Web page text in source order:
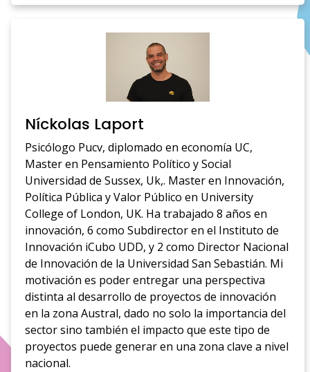
Níckolas Laport
Psicólogo Pucv, diplomado en economía UC,
Master en Pensamiento Político y Social
Universidad de Sussex, Uk,. Master en Innovación,
Política Pública y Valor Público en University
College of London, UK. Ha trabajado 8 años en
innovación, 6 como Subdirector en el Instituto de
Innovación iCubo UDD, y 2 como Director Nacional
de Innovación de la Universidad San Sebastián. Mi
motivación es poder entregar una perspectiva
distinta al desarrollo de proyectos de innovación
en la zona Austral, dado no solo la importancia del
sector sino también el impacto que este tipo de
proyectos puede generar en una zona clave a nivel
nacional.